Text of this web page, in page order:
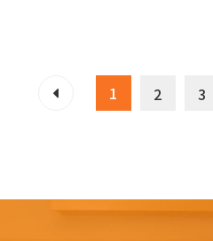
1 2 3